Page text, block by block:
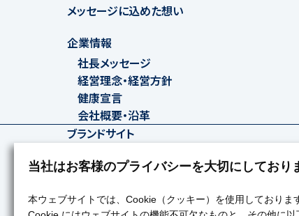
メッセージに込めた想い
企業情報
社長メッセージ
経営理念・経営方針
健康宣言
会社概要・沿革
ブランドサイト
在宅介護サービス
当社はお客様のプライバシーを大切にしており
本ウェブサイトでは、Cookie（クッキー）を使用しておりま